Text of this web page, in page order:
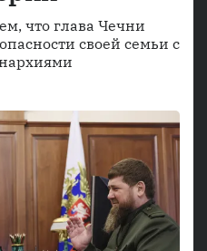
что глава Чечни
своей семьи с